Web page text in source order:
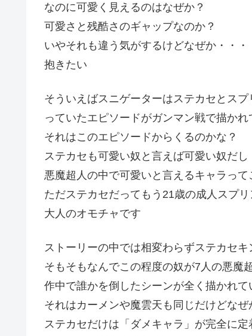
なのに可愛く見えるのはなぜか？
可愛さと残酷さのギャップなのか？
いやそれも違う気がするけどなぜか・・・
抱きたい
そういえばスニゲーターはステカセとス
っていたエピソードがガンマン戦で描かれ
それはこのエピソードからくるのかな？
ステカセも可愛い奴と言えば可愛い奴だし
悪魔超人の中で可愛いと言えるキャラっ
ただステカセだってもう21歳の成人スプ
大人のオモチャです
ストーリーの中では相変わらずステカセ
そもそもなんでこの程度の奴が7人の悪魔
作中で誰かを倒したシーンが全く描かれ
それはカーメンや魔雲天も同じだけどな
ステカセだけは「ダメキャラ」が完全に